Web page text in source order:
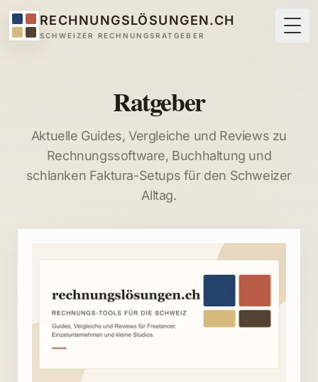
RECHNUNGSLÖSUNGEN.CH
SCHWEIZER RECHNUNGSRATGEBER
Ratgeber
Aktuelle Guides, Vergleiche und Reviews zu
Rechnungssoftware, Buchhaltung und
schlanken Faktura-Setups für den Schweizer
Alltag.